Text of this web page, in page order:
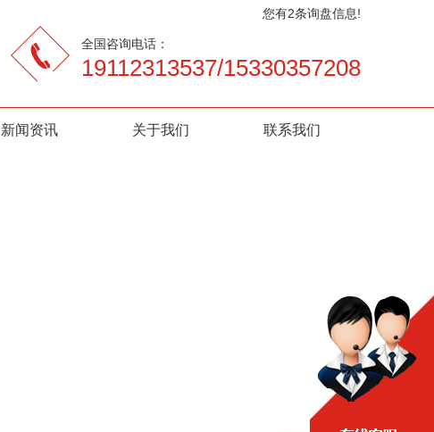
全国咨询电话：
19112313537/15330357208
您有2条询盘信息!
新闻资讯 关于我们 联系我们